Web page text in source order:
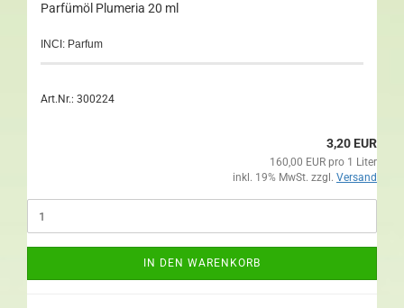
Parfümöl Plumeria 20 ml
INCI: Parfum
Art.Nr.: 300224
3,20 EUR
160,00 EUR pro 1 Liter
inkl. 19% MwSt. zzgl. Versand
IN DEN WARENKORB